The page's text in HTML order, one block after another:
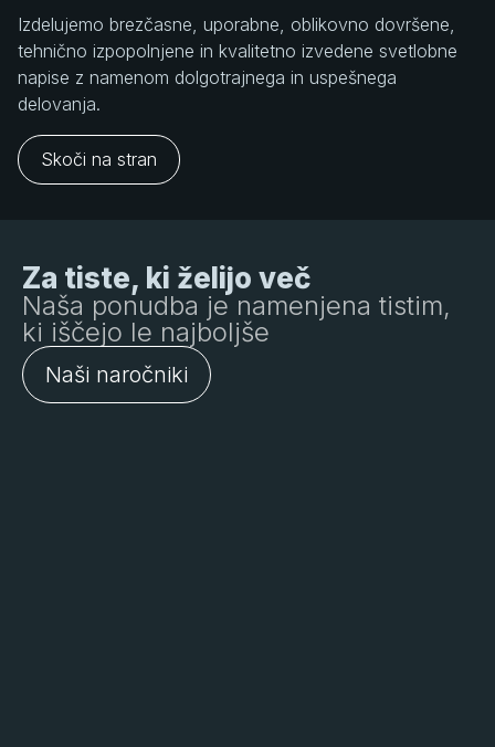
Izdelujemo brezčasne, uporabne, oblikovno dovršene,
tehnično izpopolnjene in kvalitetno izvedene svetlobne
napise z namenom dolgotrajnega in uspešnega
delovanja.
Skoči na stran
Za tiste, ki želijo več
Naša ponudba je namenjena tistim,
ki iščejo le najboljše
Naši naročniki